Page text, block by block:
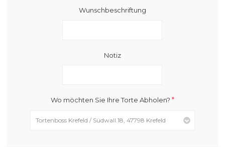
Wunschbeschriftung
Notiz
Wo möchten Sie Ihre Torte Abholen? *